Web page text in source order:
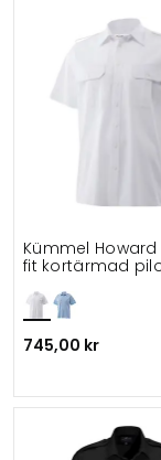
Kümmel
fit kortärmad
745,00 kr